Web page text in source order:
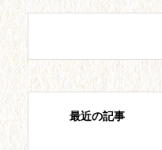
【19
最近の記事